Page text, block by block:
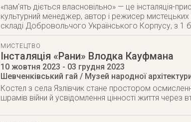
«пам'ять діється власновільно» — це інсталяція-
культурний менеджер, автор і режисер
складі Добровольчого Українського Корпусу, з
МИСТЕЦТВО
Інсталяція «Рани» Влодка Кауфмана
10 жовтня 2023 - 03 грудня 2023
Шевченківський гай / Музей народної
Костел з села Язлівчик стане простором
шрамів війни й усвідомлення цінності життя через